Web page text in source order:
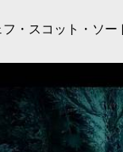
・スコット・ソー